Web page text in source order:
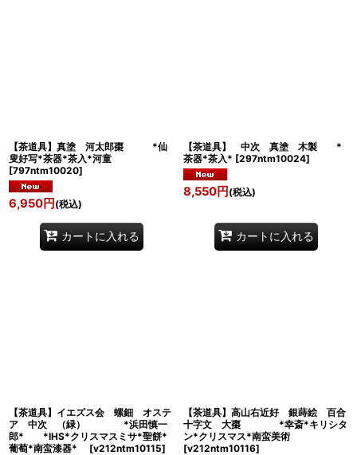
【茶道具】真塗 河太郎棗 *仙
叟好写*茶器*茶入*河童
[797ntm10020]
6,950円 (税込)
カートに入れる
【茶道具】 中次 真塗 木製 *
茶器*茶入* [297ntm10024]
8,550円 (税込)
カートに入れる
【茶道具】イエズス会 螺鈿 オステ
ア 中次 （緑） *浜田慎一
郎* *IHS*クリスマスミサ*聖餅*
葡萄*南蛮漆器*
[v212ntm10115]
【茶道具】高山右近好 銀蒔絵 百合
十字文 大棗 *幸斎*キリシタ
ン*クリスマス*南蛮美術
[v212ntm10116]